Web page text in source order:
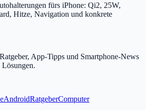
fürs iPhone: Qi2, 25W,
Hitze, Navigation und konkrete
App-Tipps und Smartphone-News
AndroidRatgeberComputer